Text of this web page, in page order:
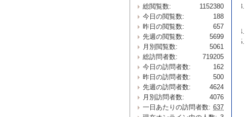
1152380
総閲覧数:
188
今日の閲覧数:
657
昨日の閲覧数:
5699
先週の閲覧数:
5061
月別閲覧数:
719205
総訪問者数:
162
今日の訪問者数:
500
昨日の訪問者数:
4624
先週の訪問者数:
4076
月別訪問者数:
637
一日あたりの訪問者数: